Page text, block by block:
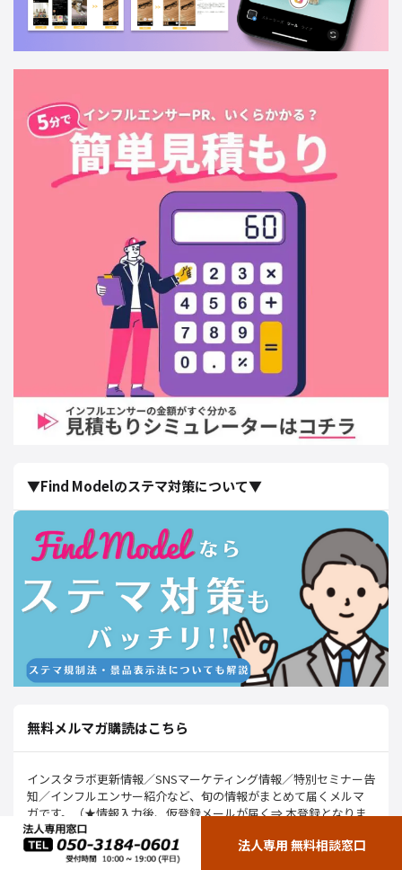
▼Find Modelのステマ対策について▼
無料メルマガ購読はこちら
インスタラボ更新情報／SNSマーケティング情報／特別セミナー告
知／インフルエンサー紹介など、旬の情報がまとめて届くメルマ
ガです。（★情報入力後、仮登録メールが届く⇒ 本登録となりま
す）
Name*
法人専用 無料相談窓口